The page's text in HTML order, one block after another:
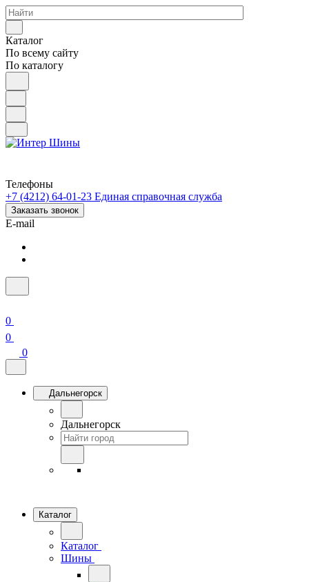
Каталог
По всему сайту
По каталогу
Телефоны
+7 (4212) 64-01-23 Единая справочная служба
Заказать звонок
E-mail
0
0
0
Дальнегорск
Дальнегорск
Каталог
Каталог
Шины